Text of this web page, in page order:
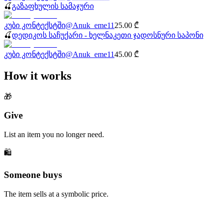
🍒გაზაფხულის სამაჯური
კუბი კონტექსტში@Anuk_eme11 25.00 ₾
🍒დედიკოს საჩუქარი - ხელნაკეთი ჯადოსნური საპონი
კუბი კონტექსტში@Anuk_eme1145.00 ₾
How it works
🎁
Give
List an item you no longer need.
🛍️
Someone buys
The item sells at a symbolic price.